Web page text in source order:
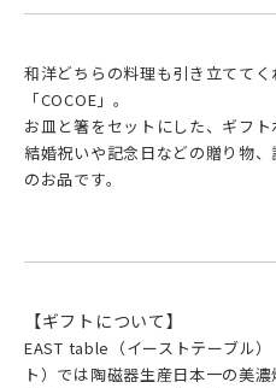
和洋どちらの料理も引き立てて
「COCOE」。
お皿と箸をセットにした、ギフト
結婚祝いや記念日などの贈り物
のお品です。
【ギフトについて】
EAST table（イーストテーブル
ト）では陶磁器生産日本一の美